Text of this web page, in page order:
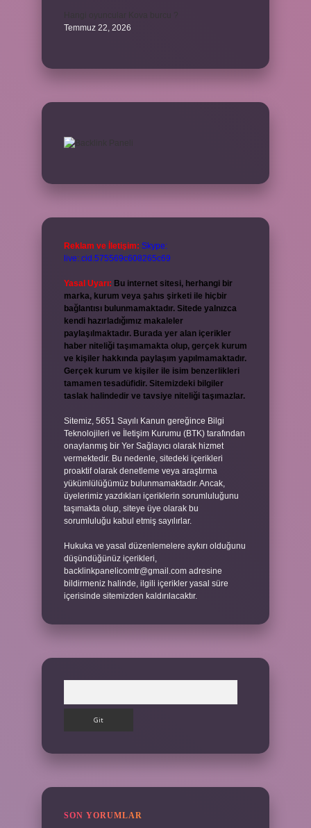
Temmuz 22, 2026
Reklam ve İletişim: Skype:
live:.cid.575569c608265c69
Yasal Uyarı: Bu internet sitesi, herhangi bir
marka, kurum veya şahıs şirketi ile hiçbir
bağlantısı bulunmamaktadır. Sitede yalnızca
kendi hazırladığımız makaleler
paylaşılmaktadır. Burada yer alan içerikler
haber niteliği taşımamakta olup, gerçek kurum
ve kişiler hakkında paylaşım yapılmamaktadır.
Gerçek kurum ve kişiler ile isim benzerlikleri
tamamen tesadüfidir. Sitemizdeki bilgiler
taslak halindedir ve tavsiye niteliği taşımazlar.
Sitemiz, 5651 Sayılı Kanun gereğince Bilgi
Teknolojileri ve İletişim Kurumu (BTK) tarafından
onaylanmış bir Yer Sağlayıcı olarak hizmet
vermektedir. Bu nedenle, sitedeki içerikleri
proaktif olarak denetleme veya araştırma
yükümlülüğümüz bulunmamaktadır. Ancak,
üyelerimiz yazdıkları içeriklerin sorumluluğunu
taşımakta olup, siteye üye olarak bu
sorumluluğu kabul etmiş sayılırlar.
Hukuka ve yasal düzenlemelere aykırı olduğunu
düşündüğünüz içerikleri,
backlinkpanelicomtr@gmail.com adresine
bildirmeniz halinde, ilgili içerikler yasal süre
içerisinde sitemizden kaldırılacaktır.
SON YORUMLAR